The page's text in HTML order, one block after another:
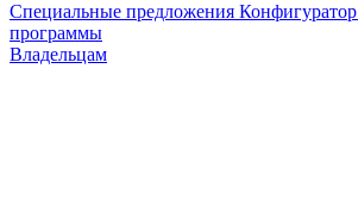
Специальные предложения Конфигуратор
программы
Владельцам